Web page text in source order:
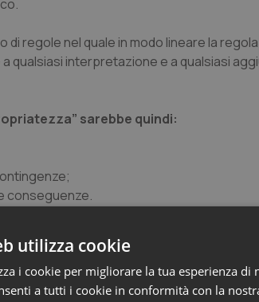
regole nel quale in modo lineare la
qualsiasi interpretazione e a qualsiasi
” sarebbe quindi:
conseguenze.
non è altro che la sua
costi della cura. Cioè è una contro
per farne addirittura una
utilizza cookie
i cookie per migliorare la tua esperienza di
a tutti i cookie in conformità con la